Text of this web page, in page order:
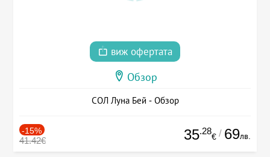
виж офертата
Обзор
СОЛ Луна Бей - Обзор
-15%
41.42€ 35.28
€ / 69лв.